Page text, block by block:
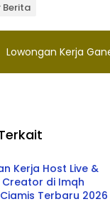
Berita
Lowongan Kerja
Kerja Host Live &
di Imqh
Terbaru 2026